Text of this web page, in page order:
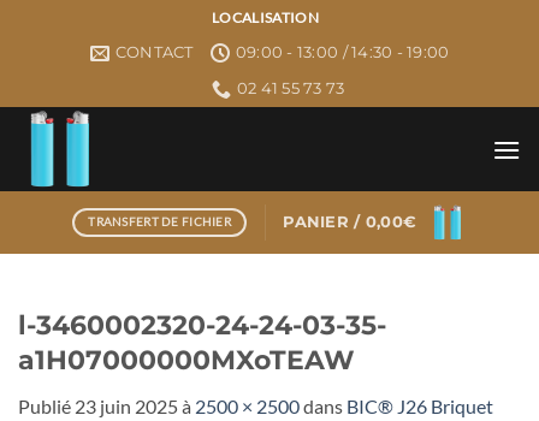
LOCALISATION
CONTACT
09:00 - 13:00 / 14:30 - 19:00
02 41 55 73 73
TRANSFERT DE FICHIER PANIER / 0,00€
l-3460002320-24-24-03-35-
a1H07000000MXoTEAW
Publié 23 juin 2025à 2500 × 2500dans BIC® J26 Briquet